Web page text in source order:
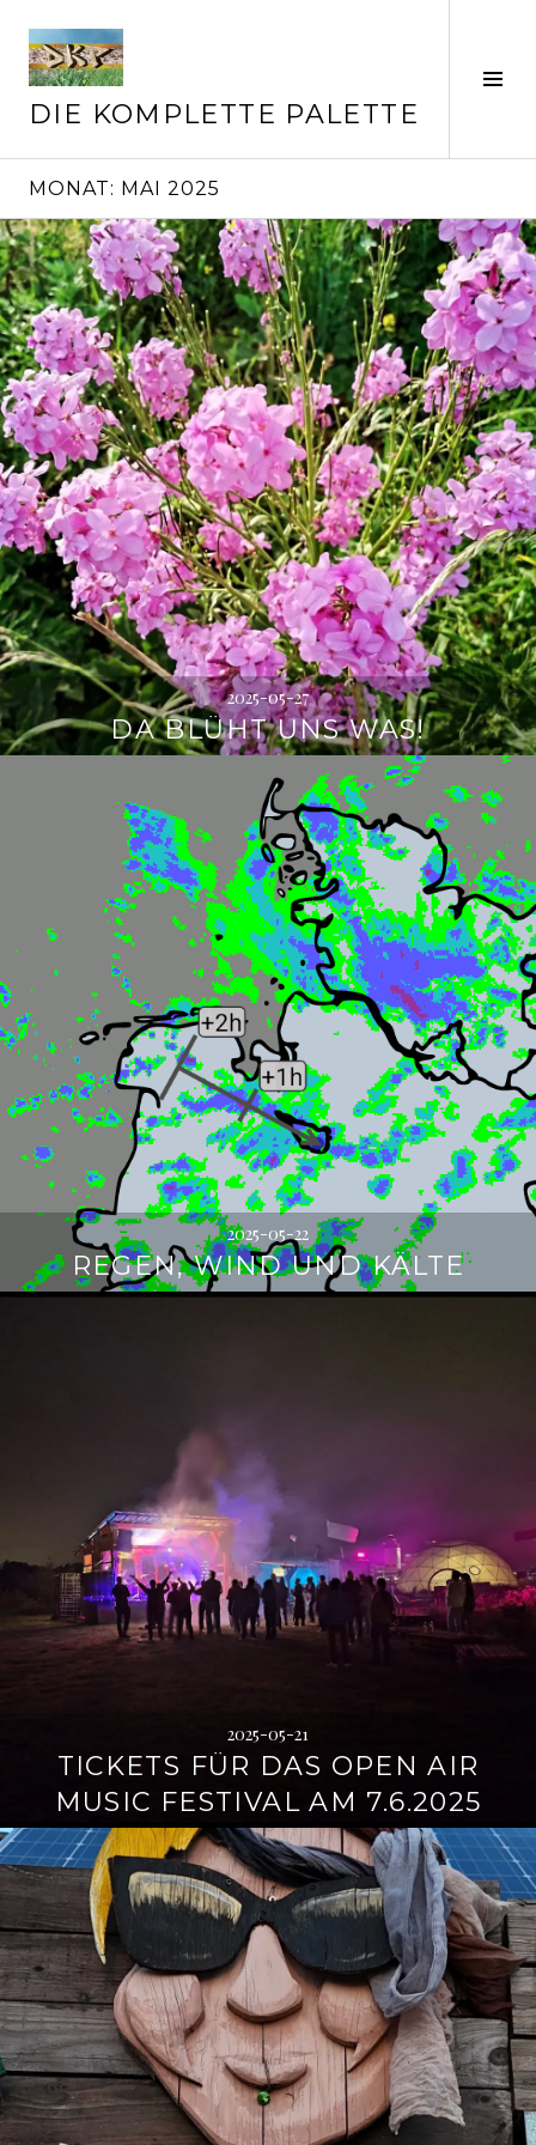
zum
Inhalt
DIE KOMPLETTE PALETTE
MONAT: MAI 2025
2025-05-27
DA BLÜHT UNS WAS!
2025-05-22
REGEN, WIND UND KÄLTE
2025-05-21
TICKETS FÜR DAS OPEN AIR
MUSIC FESTIVAL AM 7.6.2025